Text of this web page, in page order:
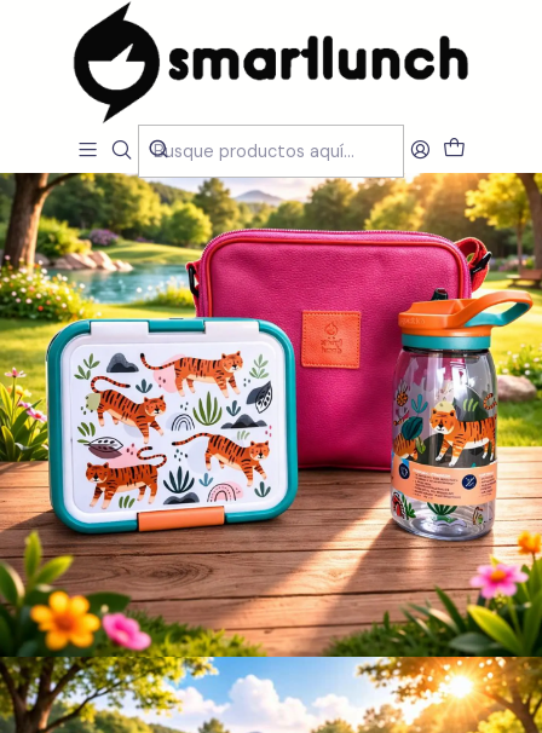
CARACTERISTICAS
Pack Lancheira Rosa com Sandwicheira e Garrafa Kids Tigre